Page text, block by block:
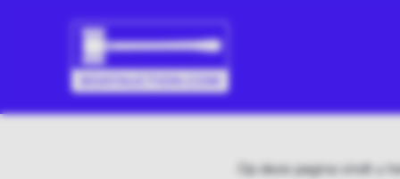
Op deze pagina vindt u